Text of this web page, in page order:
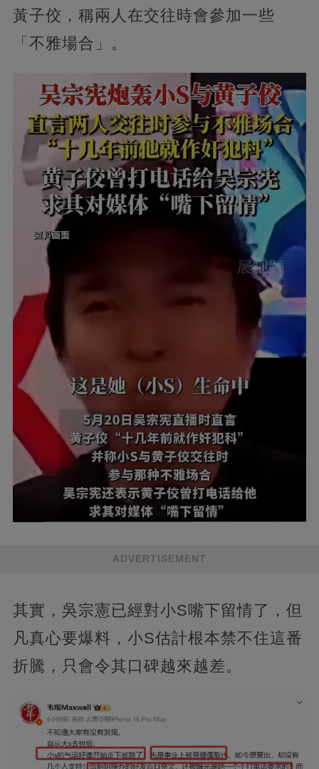
黃子佼，稱兩人在交往時會參加一些
「不雅場合」。
ADVERTISEMENT
其實，吳宗憲已經對小S嘴下留情了，但
凡真心要爆料，小S估計根本禁不住這番
折騰，只會令其口碑越來越差。